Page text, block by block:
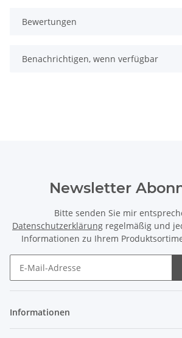
Bewertungen
Benachrichtigen, wenn verfügbar
Newsletter
Bitte senden Sie mir
Datenschutzerklärung regelmäßig und
Informationen zu Ihrem
Informationen